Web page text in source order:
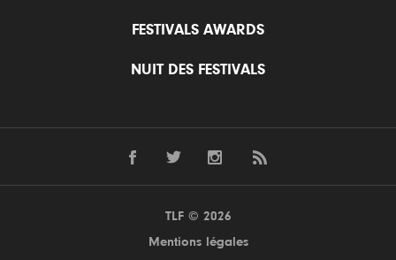
FESTIVALS AWARDS
NUIT DES FESTIVALS
TLF © 2026
Mentions légales